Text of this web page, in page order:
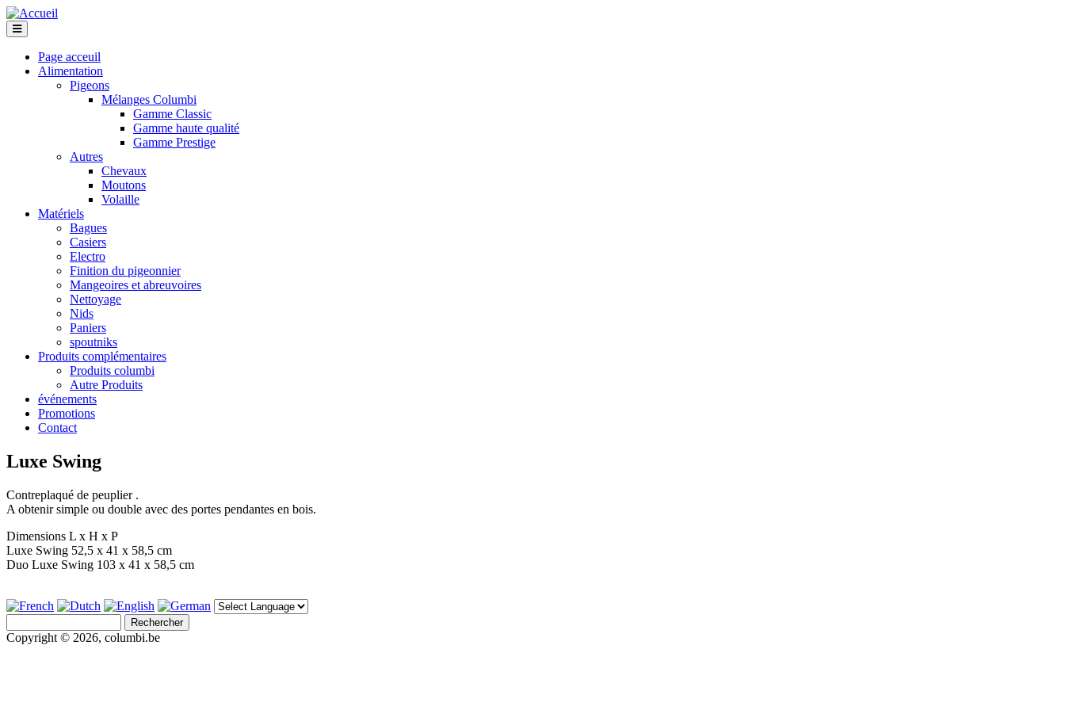
Page acceuil
Alimentation
Pigeons
Mélanges Columbi
Gamme Classic
Gamme haute qualité
Gamme Prestige
Autres
Chevaux
Moutons
Volaille
Matériels
Bagues
Casiers
Electro
Finition du pigeonnier
Mangeoires et abreuvoires
Nettoyage
Nids
Paniers
spoutniks
Produits complémentaires
Produits columbi
Autre Produits
événements
Promotions
Contact
Luxe Swing
Contreplaqué de peuplier .
A obtenir simple ou double avec des portes pendantes en bois.
Dimensions L x H x P
Luxe Swing 52,5 x 41 x 58,5 cm
Duo Luxe Swing 103 x 41 x 58,5 cm
Formulaire de recherche
Copyright © 2026, columbi.be